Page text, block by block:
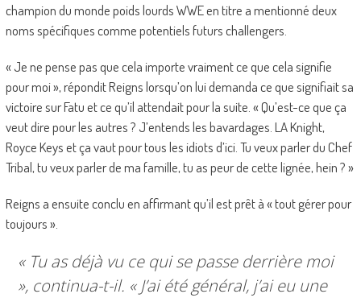
champion du monde poids lourds WWE en titre a mentionné deux
noms spécifiques comme potentiels futurs challengers.
« Je ne pense pas que cela importe vraiment ce que cela signifie
pour moi », répondit Reigns lorsqu’on lui demanda ce que signifiait sa
victoire sur Fatu et ce qu’il attendait pour la suite. « Qu’est-ce que ça
veut dire pour les autres ? J’entends les bavardages. LA Knight,
Royce Keys et ça vaut pour tous les idiots d’ici. Tu veux parler du Chef
Tribal, tu veux parler de ma famille, tu as peur de cette lignée, hein ? »
Reigns a ensuite conclu en affirmant qu’il est prêt à « tout gérer pour
toujours ».
« Tu as déjà vu ce qui se passe derrière moi
», continua-t-il. « J’ai été général, j’ai eu une